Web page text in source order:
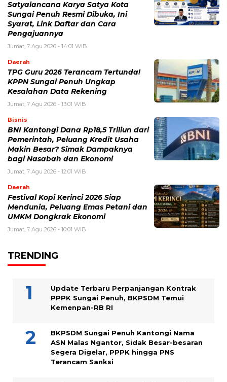
Satyalancana Karya Satya Kota
Sungai Penuh Resmi Dibuka, Ini
Syarat, Link Daftar dan Cara
Pengajuannya
Jumat, 7 Agu 2026 - 14:01 WIB
Daerah
TPG Guru 2026 Terancam Tertunda!
KPPN Sungai Penuh Ungkap
Kesalahan Data Rekening
Jumat, 7 Agu 2026 - 13:01 WIB
Bisnis
BNI Kantongi Dana Rp18,5 Triliun dari
Pemerintah, Peluang Kredit Usaha
Makin Besar? Simak Dampaknya
bagi Nasabah dan Ekonomi
Jumat, 7 Agu 2026 - 12:01 WIB
Daerah
Festival Kopi Kerinci 2026 Siap
Mendunia, Peluang Emas Petani dan
UMKM Dongkrak Ekonomi
Jumat, 7 Agu 2026 - 10:01 WIB
TRENDING
Update Terbaru Perpanjangan Kontrak
PPPK Sungai Penuh, BKPSDM Temui
Kemenpan-RB RI
BKPSDM Sungai Penuh Kantongi Nama
ASN Malas Ngantor, Sidak Besar-besaran
Segera Digelar, PPPK hingga PNS
Terancam Sanksi